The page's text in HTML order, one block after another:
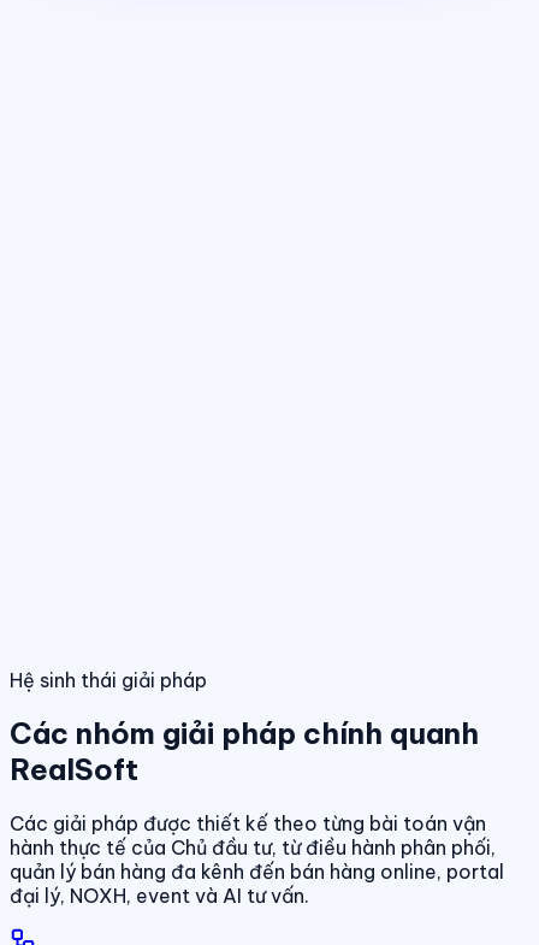
Hệ sinh thái giải pháp
Các nhóm giải pháp chính quanh
RealSoft
Các giải pháp được thiết kế theo từng bài toán vận
hành thực tế của Chủ đầu tư, từ điều hành phân phối,
quản lý bán hàng đa kênh đến bán hàng online, portal
đại lý, NOXH, event và AI tư vấn.